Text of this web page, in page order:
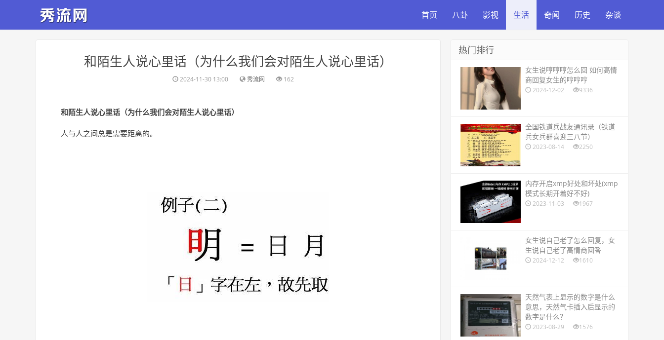
首页 八卦 影视 生活 奇闻 历史 杂谈
​和陌生人说心里话（为什么我们会对陌生人说心里话）
2024-11-30 13:00 秀流网 162
和陌生人说心里话（为什么我们会对陌生人说心里话）
人与人之间总是需要距离的。
热门排行
​女生说哼哼哼怎么回 如何高情
商回复女生的哼哼哼
2024-12-02 9336
​全国铁道兵战友通讯录（铁道
兵女兵群喜迎三八节）
2023-08-14 2250
​内存开启xmp好处和坏处(xmp
模式长期开着好不好)
2023-11-03 1967
​女生说自己老了怎么回复，女
生说自己老了高情商回答
2024-12-12 1610
​天然气表上显示的数字是什么
意思，天然气卡插入后显示的
数字是什么？
2023-08-29 1576